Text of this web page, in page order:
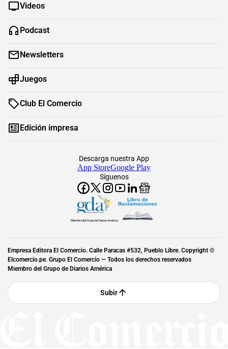
Videos
Podcast
Newsletters
Juegos
Club El Comercio
Edición impresa
Síguenos
Descarga nuestra App
App StoreGoogle Play
Miembro del Grupo de Diarios América
Empresa Editora El Comercio. Calle Paracas #532, Pueblo Libre. Copyright ©
Elcomercio.pe. Grupo El Comercio — Todos los derechos reservados
Miembro del Grupo de Diarios América
Subir